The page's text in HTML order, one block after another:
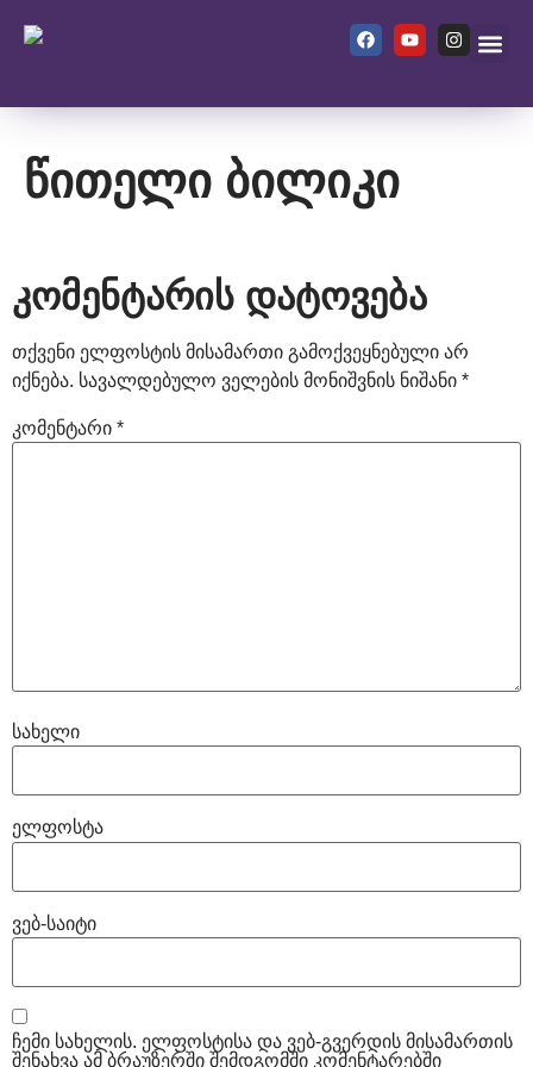
წითელი ბილიკი
კომენტარის დატოვება
თქვენი ელფოსტის მისამართი გამოქვეყნებული არ
იქნება. სავალდებულო ველების მონიშვნის ნიშანი *
კომენტარი *
სახელი
ელფოსტა
ვებ-საიტი
ჩემი სახელის. ელფოსტისა და ვებ-გვერდის მისამართის
შენახვა ამ ბრაუზერში შემდგომში კომენტარებში